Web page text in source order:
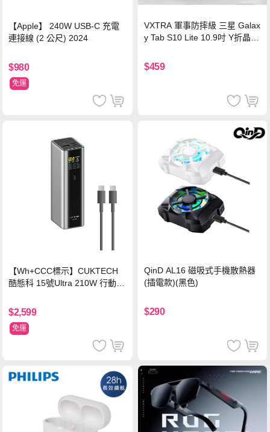
【Apple】 240W USB-C 充電
連接線 (2 公尺) 2024
$980
免運
VXTRA 軍事防摔級 三星 Galax
y Tab S10 Lite 10.9吋 Y折晶透
$459
【Wh+CCC標示】CUKTECH
酷態科 15號Ultra 210W 行動電
$2,599
免運
QinD AL16 磁吸式手機散熱器
(插電款)(黑色)
$290